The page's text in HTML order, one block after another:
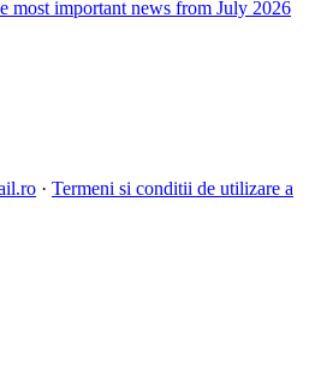
most important news from July 2026
· Termeni si conditii de utilizare a